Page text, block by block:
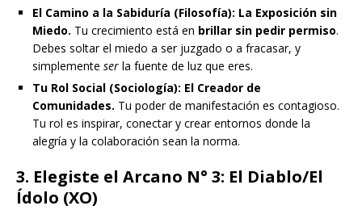
El Camino a la Sabiduría (Filosofía): La Exposición sin
Miedo. Tu crecimiento está en brillar sin pedir permiso.
Debes soltar el miedo a ser juzgado o a fracasar, y
simplemente ser la fuente de luz que eres.
Tu Rol Social (Sociología): El Creador de
Comunidades. Tu poder de manifestación es contagioso.
Tu rol es inspirar, conectar y crear entornos donde la
alegría y la colaboración sean la norma.
3. Elegiste el Arcano N° 3: El Diablo/El
Ídolo (XO)